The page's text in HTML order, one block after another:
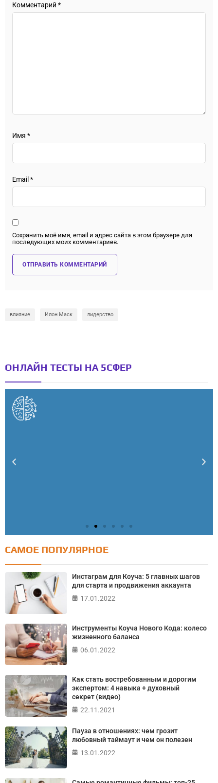
Комментарий *
Имя *
Email *
Сохранить моё имя, email и адрес сайта в этом браузере для
последующих моих комментариев.
влияние Илон Маск лидерство
ОНЛАЙН ТЕСТЫ НА 5СФЕР
Тест: Как я контролирую свою жизнь?
Онлайн тест на основе шкалы локуса контроля
Джулиана Роттера
САМОЕ ПОПУЛЯРНОЕ
Инстаграм для Коуча: 5 главных шагов
для старта и продвижения аккаунта
17.01.2022
Инструменты Коуча Нового Кода: колесо
жизненного баланса
06.01.2022
Как стать востребованным и дорогим
экспертом: 4 навыка + духовный
секрет (видео)
22.11.2021
Пауза в отношениях: чем грозит
любовный таймаут и чем он полезен
13.01.2022